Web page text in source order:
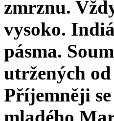
zmrznu.
vysoko.
pásma.
utržených
Příjemněji
mladého